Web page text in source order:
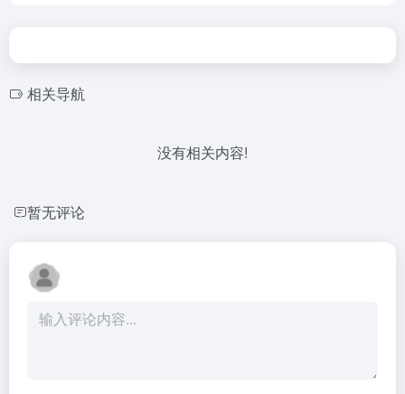
相关导航
没有相关内容!
暂无评论